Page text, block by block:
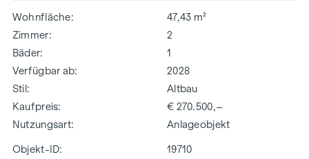
Wohnfläche
47,43 m²
Zimmer
2
Bäder
1
Verfügbar ab
2028
Stil
Altbau
Kaufpreis
€ 270.500,–
Nutzungsart
Anlageobjekt
Objekt-ID: 19710